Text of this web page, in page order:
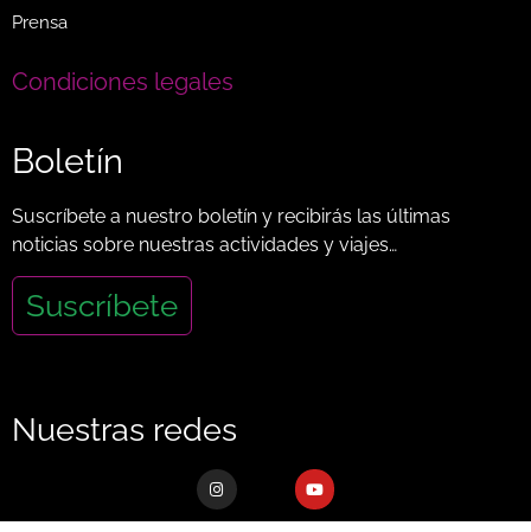
Prensa
Condiciones legales
Boletín
Suscríbete a nuestro boletín y recibirás las últimas
noticias sobre nuestras actividades y viajes…
Suscríbete
Nuestras redes